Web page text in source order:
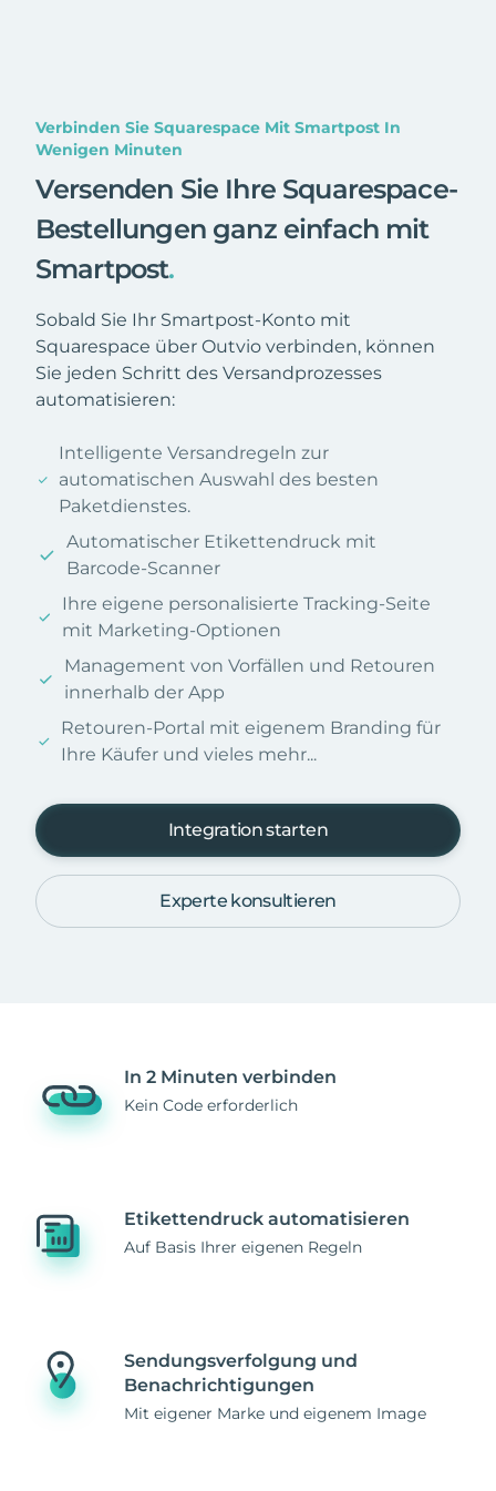
Verbinden Sie Squarespace Mit Smartpost In
Wenigen Minuten
Versenden Sie Ihre Squarespace-
Bestellungen ganz einfach mit
Smartpost.
Sobald Sie Ihr Smartpost-Konto mit
Squarespace über Outvio verbinden, können
Sie jeden Schritt des Versandprozesses
automatisieren:
Intelligente Versandregeln zur
automatischen Auswahl des besten
Paketdienstes.
Automatischer Etikettendruck mit
Barcode-Scanner
Ihre eigene personalisierte Tracking-Seite
mit Marketing-Optionen
Management von Vorfällen und Retouren
innerhalb der App
Retouren-Portal mit eigenem Branding für
Ihre Käufer und vieles mehr...
Integration starten
Experte konsultieren
In 2 Minuten verbinden
Kein Code erforderlich
Etikettendruck automatisieren
Auf Basis Ihrer eigenen Regeln
Sendungsverfolgung und
Benachrichtigungen
Mit eigener Marke und eigenem Image